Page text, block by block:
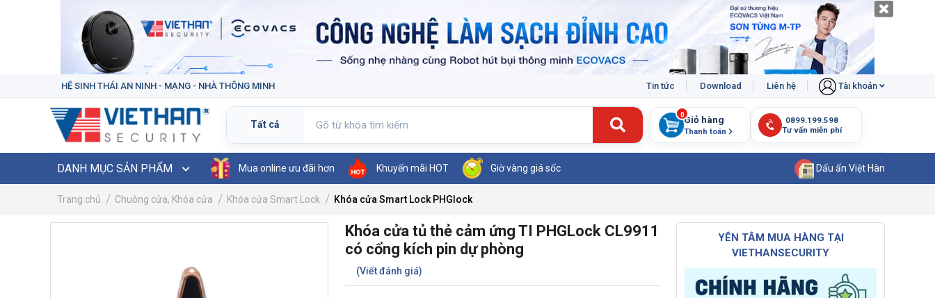
HỆ SINH THÁI AN NINH - MẠNG - NHÀ THÔNG MINH Tin tức Download Liên hệ Tài khoản
Giỏ hàng
Thanh toán
0
DANH MỤC SẢN PHẨM Mua online ưu đãi hơn Khuyến mãi HOT Giờ vàng giá sốc Dấu ấn Việt Hàn
Trang chủ Chuông cửa, Khóa cửa Khóa cửa Smart Lock Khóa cửa Smart Lock PHGlock
Khóa cửa tủ thẻ cảm ứng TI PHGLock CL9911
có cổng kích pin dự phòng
(Viết đánh giá)
YÊN TÂM MUA HÀNG TẠI
VIETHANSECURITY